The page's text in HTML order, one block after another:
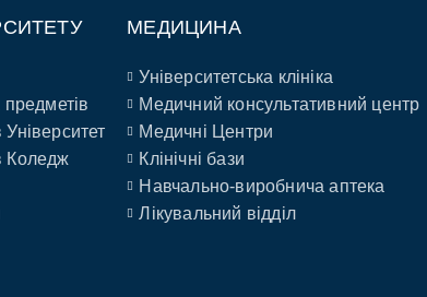
предметів
Коледж
МЕДИЦИНА
Університетська клініка
Медичний консультативний центр
Медичні Центри
Клінічні бази
Навчально-виробнича аптека
Лікувальний відділ